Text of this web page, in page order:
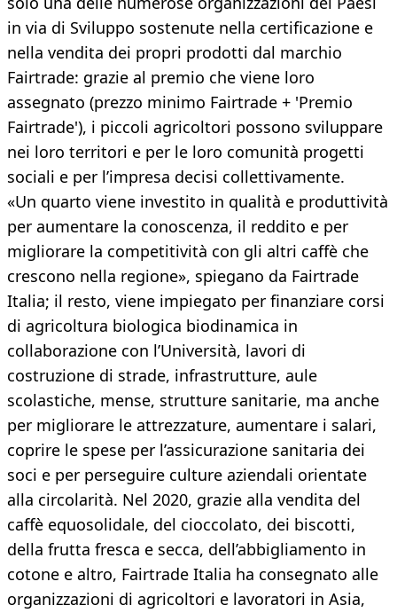
in via di Sviluppo sostenute nella certificazione e
nella vendita dei propri prodotti dal marchio
Fairtrade: grazie al premio che viene loro
assegnato (prezzo minimo Fairtrade + 'Premio
Fairtrade'), i piccoli agricoltori possono sviluppare
nei loro territori e per le loro comunità progetti
sociali e per l’impresa decisi collettivamente.
«Un quarto viene investito in qualità e produttività
per aumentare la conoscenza, il reddito e per
migliorare la competitività con gli altri caffè che
crescono nella regione», spiegano da Fairtrade
Italia; il resto, viene impiegato per finanziare corsi
di agricoltura biologica biodinamica in
collaborazione con l’Università, lavori di
costruzione di strade, infrastrutture, aule
scolastiche, mense, strutture sanitarie, ma anche
per migliorare le attrezzature, aumentare i salari,
coprire le spese per l’assicurazione sanitaria dei
soci e per perseguire culture aziendali orientate
alla circolarità. Nel 2020, grazie alla vendita del
caffè equosolidale, del cioccolato, dei biscotti,
della frutta fresca e secca, dell’abbigliamento in
cotone e altro, Fairtrade Italia ha consegnato alle
organizzazioni di agricoltori e lavoratori in Asia,